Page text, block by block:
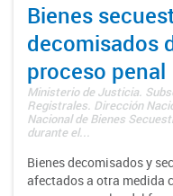
Bienes
decomisados
proceso penal
Ministerio de Justicia.
Registrales. Dirección
Nacional de Bienes
durante el...
Bienes decomisados y
afectados a otra medida